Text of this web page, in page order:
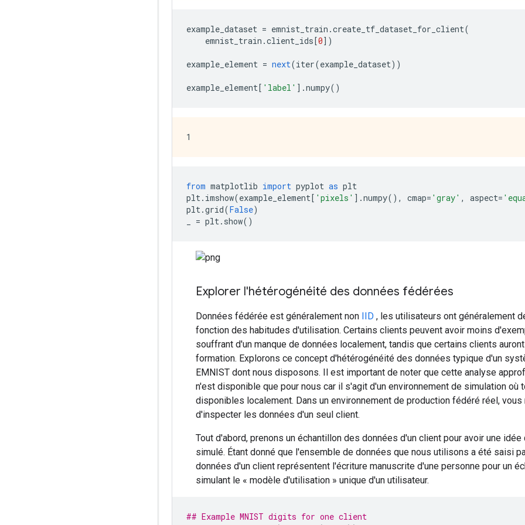
example_dataset = emnist_train .create_tf_dataset_for_client(
emnist_train .client_ids[0])
example_element = next(iter(example_dataset))
example_element[ 'label' ].numpy()
from matplotlib import pyplot as plt
plt. imshow(example_element[ 'pixels' ].numpy(), cmap= 'gray' , aspect=
plt.grid(False)
= plt. show()
Explorer l'hétérogénéité des données fédérées
Données fédérée est généralement non IID , les utilisateurs ont généralement
fonction des habitudes d'utilisation. Certains clients peuvent avoir moins
souffrant d'un manque de données localement, tandis que certains clients
formation. Explorons ce concept d'hétérogénéité des données typique d'un
EMNIST dont nous disposons. Il est important de noter que cette analyse
n'est disponible que pour nous car il s'agit d'un environnement de simulation où
disponibles localement. Dans un environnement de production fédéré réel,
d'inspecter les données d'un seul client.
Tout d'abord, prenons un échantillon des données d'un client pour avoir une
simulé. Étant donné que l'ensemble de données que nous utilisons a été saisi
données d'un client représentent l'écriture manuscrite d'une personne pour un
simulant le « modèle d'utilisation » unique d'un utilisateur.
## Example MNIST digits for one client